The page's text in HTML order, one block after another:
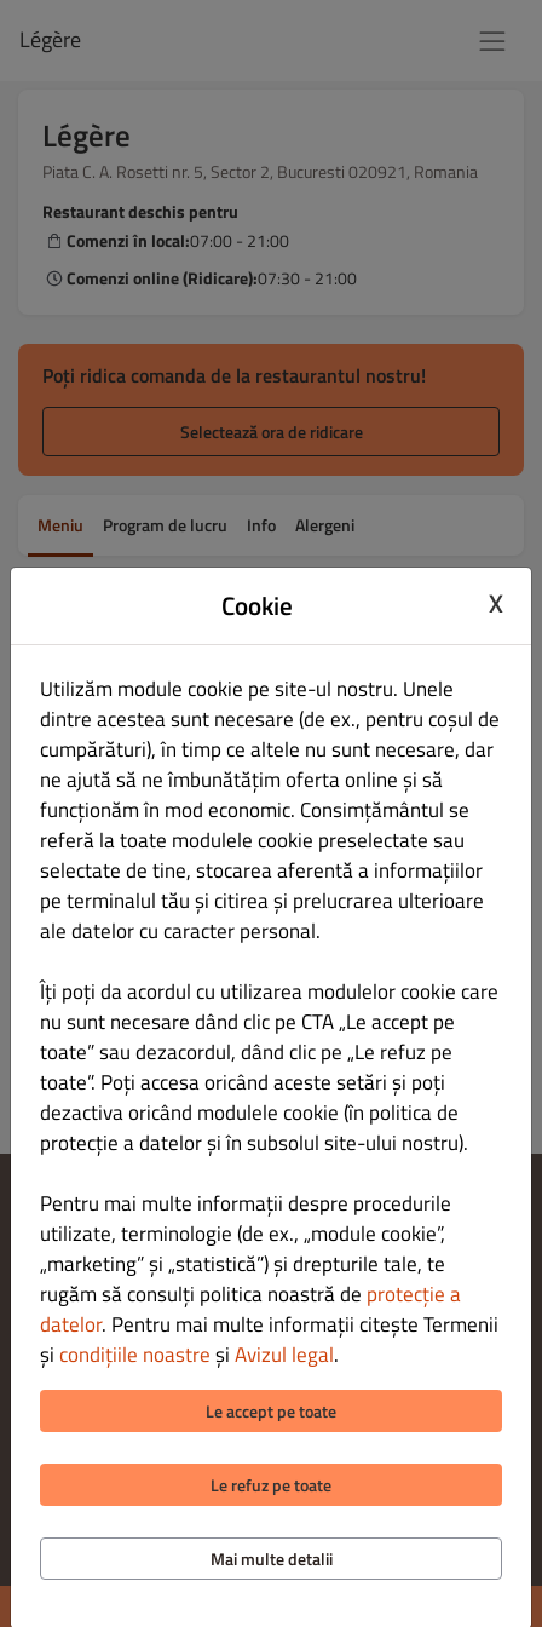
Légère
Légère
Piata C. A. Rosetti nr. 5, Sector 2, Bucuresti 020921, Romania
Restaurant deschis pentru
Comenzi în local:07:00 - 21:00
Comenzi online (Ridicare):07:30 - 21:00
Poți ridica comanda de la restaurantul nostru!
Selectează ora de ridicare
Meniu Program de lucru Info Alergeni
Brunch Antreuri/Appetizers
Ciorbe
Supă cremă de roșii cu mozzarella ciliegine 23.00 LEI
Supa / ciorba zilei
Modificare setări cookie-uri
Contactează-ne
Politica de confidențialitate
Termeni și condiții
Aviz juridic
Cookie X
Utilizăm module cookie pe site-ul nostru. Unele
dintre acestea sunt necesare (de ex., pentru coșul de
cumpărături), în timp ce altele nu sunt necesare, dar
ne ajută să ne îmbunătățim oferta online și să
funcționăm în mod economic. Consimțământul se
referă la toate modulele cookie preselectate sau
selectate de tine, stocarea aferentă a informațiilor
pe terminalul tău și citirea și prelucrarea ulterioare
ale datelor cu caracter personal.
Îți poți da acordul cu utilizarea modulelor cookie care
nu sunt necesare dând clic pe CTA „Le accept pe
toate” sau dezacordul, dând clic pe „Le refuz pe
toate”. Poți accesa oricând aceste setări și poți
dezactiva oricând modulele cookie (în politica de
protecție a datelor și în subsolul site-ului nostru).
Pentru mai multe informații despre procedurile
utilizate, terminologie (de ex., „module cookie”,
„marketing” și „statistică”) și drepturile tale, te
rugăm să consulți politica noastră de protecție a
datelor. Pentru mai multe informații citește Termenii
șicondițiile noastreșiAvizul legal.
Le accept pe toate
Le refuz pe toate
Mai multe detalii